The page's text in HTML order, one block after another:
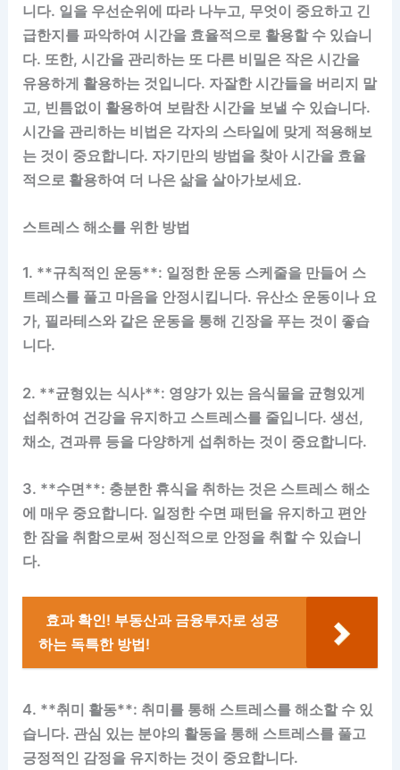
니다. 일을 우선순위에 따라 나누고, 무엇이 중요하고 긴
급한지를 파악하여 시간을 효율적으로 활용할 수 있습니
다. 또한, 시간을 관리하는 또 다른 비밀은 작은 시간을
유용하게 활용하는 것입니다. 자잘한 시간들을 버리지 말
고, 빈틈없이 활용하여 보람찬 시간을 보낼 수 있습니다.
시간을 관리하는 비법은 각자의 스타일에 맞게 적용해보
는 것이 중요합니다. 자기만의 방법을 찾아 시간을 효율
적으로 활용하여 더 나은 삶을 살아가보세요.
스트레스 해소를 위한 방법
1. **규칙적인 운동**: 일정한 운동 스케줄을 만들어 스
트레스를 풀고 마음을 안정시킵니다. 유산소 운동이나 요
가, 필라테스와 같은 운동을 통해 긴장을 푸는 것이 좋습
니다.
2. **균형있는 식사**: 영양가 있는 음식물을 균형있게
섭취하여 건강을 유지하고 스트레스를 줄입니다. 생선,
채소, 견과류 등을 다양하게 섭취하는 것이 중요합니다.
3. **수면**: 충분한 휴식을 취하는 것은 스트레스 해소
에 매우 중요합니다. 일정한 수면 패턴을 유지하고 편안
한 잠을 취함으로써 정신적으로 안정을 취할 수 있습니
다.
효과 확인! 부동산과 금융투자로 성공
하는 독특한 방법!
4. **취미 활동**: 취미를 통해 스트레스를 해소할 수 있
습니다. 관심 있는 분야의 활동을 통해 스트레스를 풀고
긍정적인 감정을 유지하는 것이 중요합니다.